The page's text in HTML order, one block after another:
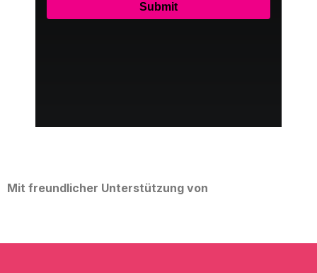
Mit freundlicher Unterstützung von